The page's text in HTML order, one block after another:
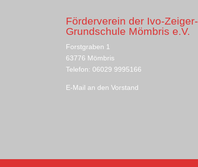
Förderverein der Ivo-Zeiger-
Grundschule Mömbris e.V.
Forstgraben 1
63776 Mömbris
Telefon: 06029 9995166
E-Mail an den Vorstand